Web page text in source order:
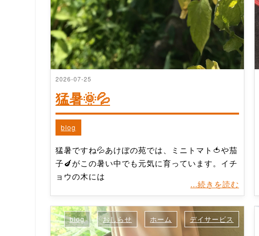
2026-07-25
猛暑🌞💦
blog
猛暑ですね💦あけぼの苑では、ミニトマト🍅や茄
子🍆がこの暑い中でも元気に育っています。イチ
ョウの木には
...続きを読む
blog おしらせ ホーム デイサービス